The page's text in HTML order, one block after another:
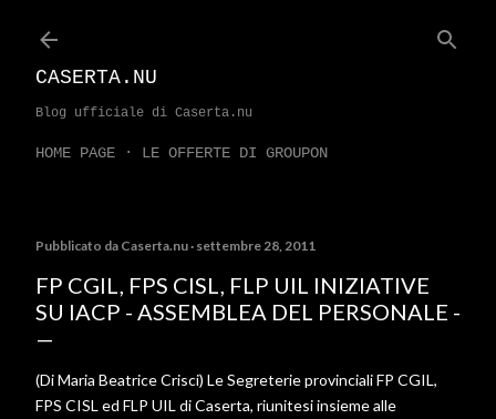
CASERTA.NU
Blog ufficiale di Caserta.nu
HOME PAGE LE OFFERTE DI GROUPON
Pubblicato da Caserta.nu settembre 28, 2011
FP CGIL, FPS CISL, FLP UIL INIZIATIVE
SU IACP - ASSEMBLEA DEL PERSONALE -
(Di Maria Beatrice Crisci) Le Segreterie provinciali FP CGIL,
FPS CISL ed FLP UIL di Caserta, riunitesi insieme alle